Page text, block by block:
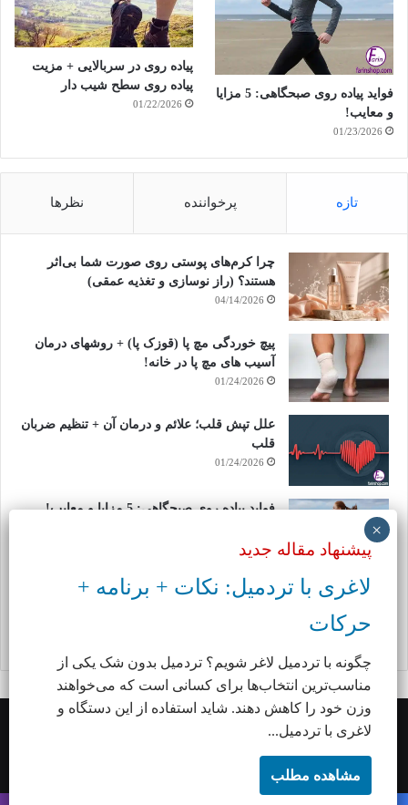
فواید پیاده روی صبحگاهی: 5 مزایا
و معایب!
01/23/2026
پیاده روی در سربالایی + مزیت
پیاده روی سطح شیب دار
01/22/2026
تازه پرخواننده نظرها
چرا کرم‌های پوستی روی صورت شما بی‌اثر
هستند؟ (راز نوسازی و تغذیه عمقی)
04/14/2026
پیچ خوردگی مچ پا (قوزک پا) + روشهای درمان
آسیب های مچ پا در خانه!
01/24/2026
علل تپش قلب؛ علائم و درمان آن + تنظیم ضربان
قلب
01/24/2026
فواید پیاده روی صبحگاهی: 5 مزایا و معایب!
پیاده روی در سربالایی + مزیت پیاده روی سطح
پیشنهاد مقاله جدید
لاغری با تردمیل: نکات + برنامه +
حرکات
چگونه با تردمیل لاغر شویم؟ تردمیل بدون شک یکی از
مناسب‌ترین انتخاب‌ها برای کسانی است که می‌خواهند
وزن خود را کاهش دهند. شاید استفاده از این دستگاه و
لاغری با تردمیل...
مشاهده مطلب